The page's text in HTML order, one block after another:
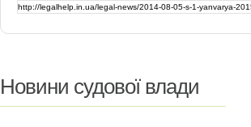
Новини судової влади